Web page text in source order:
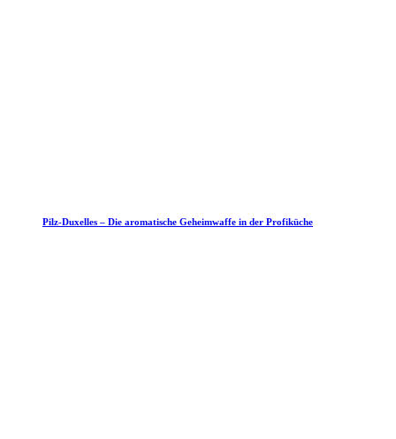
Pilz-Duxelles – Die aromatische Geheimwaffe in der Profiküche